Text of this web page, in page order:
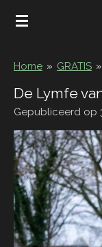
Ga
direct
deHome » GRATIS »
De Lymfe
Gepubliceerd op